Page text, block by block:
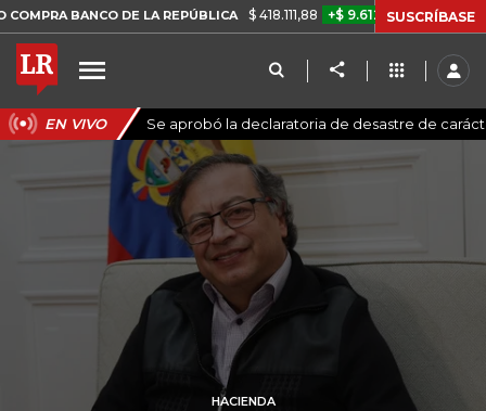
DE LA REPÚBLICA $ 418.111,88 +$ 9.612,91 +2,35% TASA DE
SUSCRÍBASE
EN VIVO Se aprobó la declaratoria de desastre de
HACIENDA